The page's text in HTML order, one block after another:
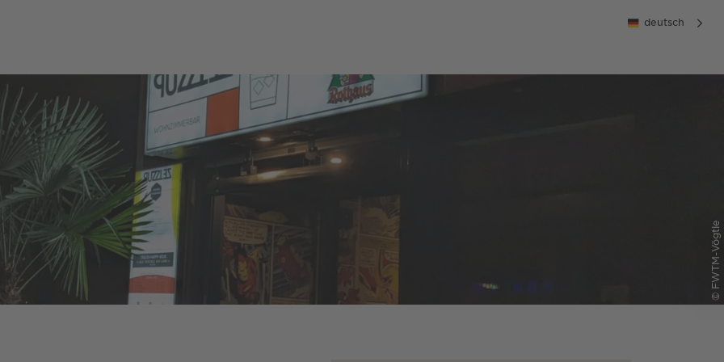
deutsch
© FWTM-Vögtle